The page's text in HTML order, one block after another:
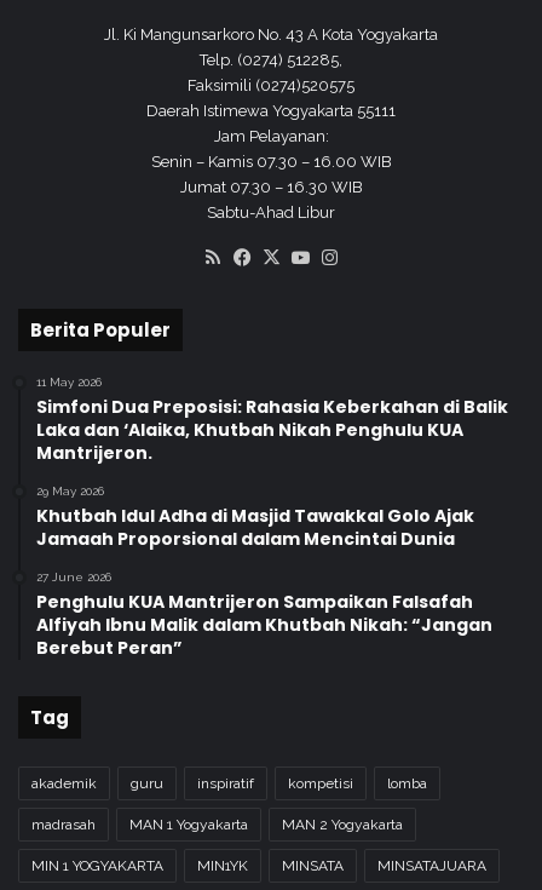
Jl. Ki Mangunsarkoro No. 43 A Kota Yogyakarta
Telp. (0274) 512285,
Faksimili (0274)520575
Daerah Istimewa Yogyakarta 55111
Jam Pelayanan:
Senin – Kamis 07.30 – 16.00 WIB
Jumat 07.30 – 16.30 WIB
Sabtu-Ahad Libur
RSS Facebook
X YouTube
Berita Populer
11 May 2026
Simfoni Dua Preposisi: Rahasia Keberkahan di Balik
Laka dan ‘Alaika, Khutbah Nikah Penghulu KUA
Mantrijeron.
29 May 2026
Khutbah Idul Adha di Masjid Tawakkal Golo Ajak
Jamaah Proporsional dalam Mencintai Dunia
27 June 2026
Penghulu KUA Mantrijeron Sampaikan Falsafah
Alfiyah Ibnu Malik dalam Khutbah Nikah: “Jangan
Berebut Peran”
Tag
akademik guru inspiratif kompetisi lomba
madrasah MAN 1 Yogyakarta MAN 2 Yogyakarta
MIN 1 YOGYAKARTA MIN1YK MINSATA MINSATAJUARA